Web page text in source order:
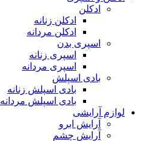
ادکلن
ادکلن زنانه
ادکلن مردانه
اسپری بدن
اسپری زنانه
اسپری مردانه
بادی اسپلش
بادی اسپلش زنانه
بادی اسپلش مردانه
لوازم آرایشی
آرایش ابرو
آرایش چشم